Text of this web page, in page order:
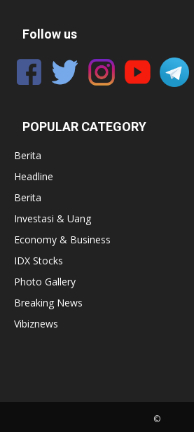
Follow us
POPULAR CATEGORY
Berita
Headline
Berita
Investasi & Uang
Economy & Business
IDX Stocks
Photo Gallery
Breaking News
Vibiznews
©